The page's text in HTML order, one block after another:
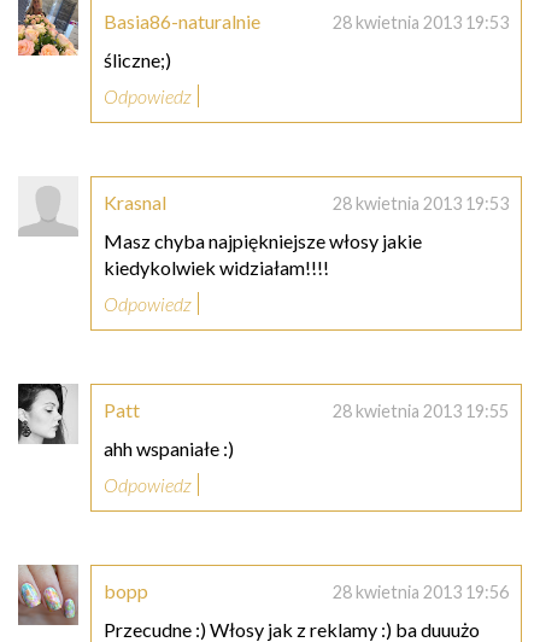
Basia86-naturalnie 28 kwietnia 2013 19:53
śliczne;)
Odpowiedz
Krasnal 28 kwietnia 2013 19:53
Masz chyba najpiękniejsze włosy jakie
kiedykolwiek widziałam!!!!
Odpowiedz
Patt 28 kwietnia 2013 19:55
ahh wspaniałe :)
Odpowiedz
bopp 28 kwietnia 2013 19:56
Przecudne :) Włosy jak z reklamy :) ba duuużo